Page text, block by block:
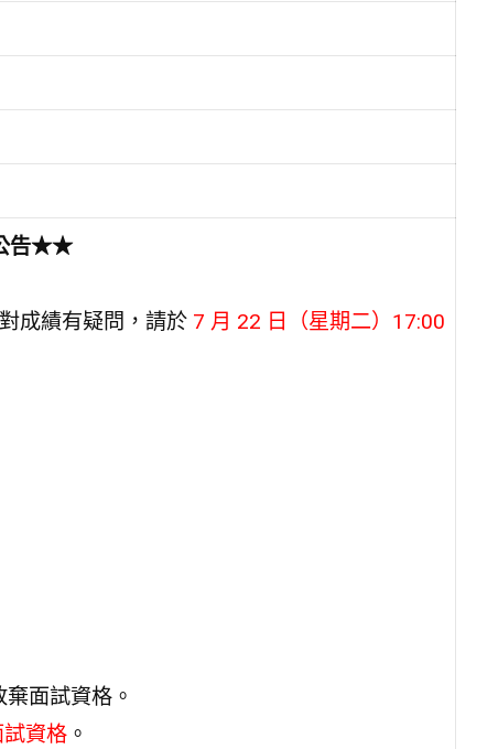
告★★
成績有疑問，請於7 月 22 日（星期二）17:00
面試資格。
資格。